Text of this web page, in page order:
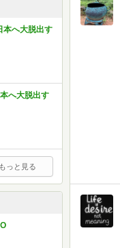
へ大脱出す
へ大脱出す
もっと見る